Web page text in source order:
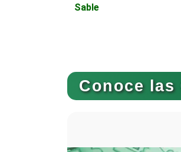
Bancos
Sable
Conoce